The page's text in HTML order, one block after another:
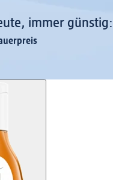
immer günstig: